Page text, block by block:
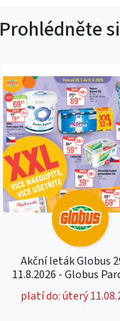
Prohlédněte
Akční leták Globus
11.8.2026 - Globus
platí do: úterý